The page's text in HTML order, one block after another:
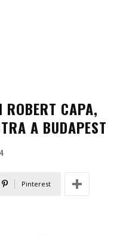
ROBERT CAPA,
A BUDAPEST
Pinterest